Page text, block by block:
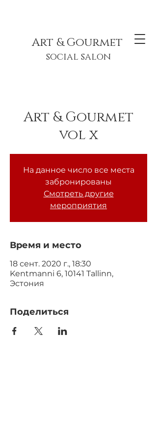
Art & Gourmet
social salon
Art & Gourmet
vol x
На данное число все места
забронированы
Смотреть другие
мероприятия
Время и место
18 сент. 2020 г., 18:30
Kentmanni 6, 10141 Tallinn,
Эстония
Поделиться